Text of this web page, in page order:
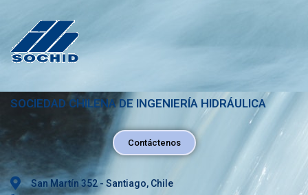
SOCIEDAD CHILENA DE INGENIERÍA HIDRÁULICA
Contáctenos
San Martín 352 - Santiago, Chile